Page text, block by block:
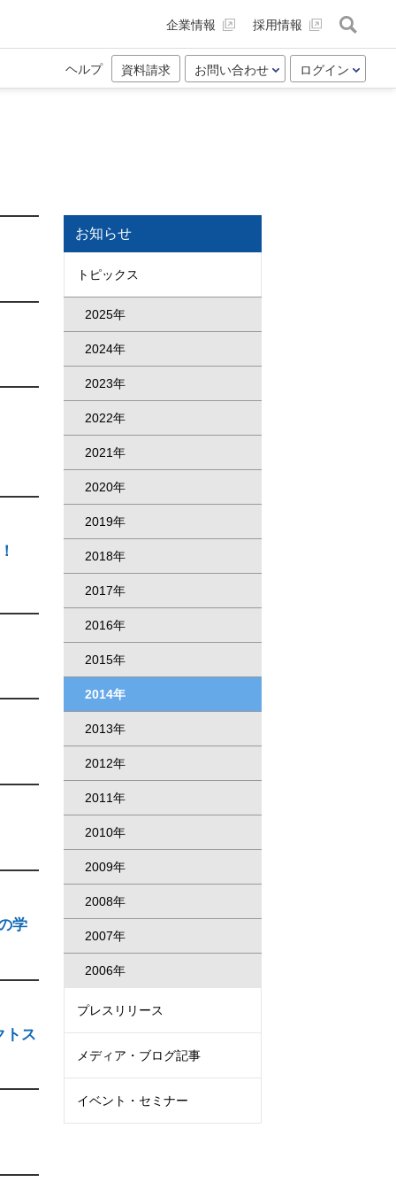
企業情報 採用情報
ヘルプ 資料請求 お問い合わせ ログイン
学
トス
お知らせ
トピックス
2025年
2024年
2023年
2022年
2021年
2020年
2019年
2018年
2017年
2016年
2015年
2014年
2013年
2012年
2011年
2010年
2009年
2008年
2007年
2006年
プレスリリース
メディア・ブログ記事
イベント・セミナー